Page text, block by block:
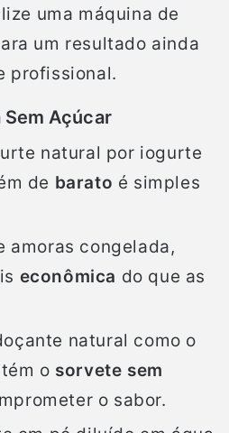
uma máquina de
um resultado ainda
profissional.
Sem Açúcar
natural por iogurte
de barato é simples
amoras congelada,
econômica do que as
natural como o
o sorvete sem
o sabor.